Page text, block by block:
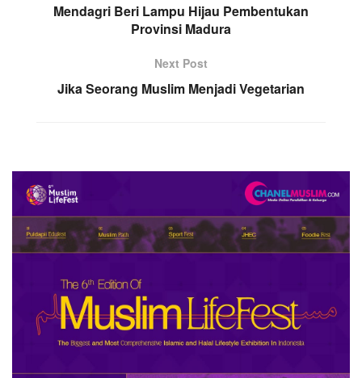
Mendagri Beri Lampu Hijau Pembentukan
Provinsi Madura
Next Post
Jika Seorang Muslim Menjadi Vegetarian